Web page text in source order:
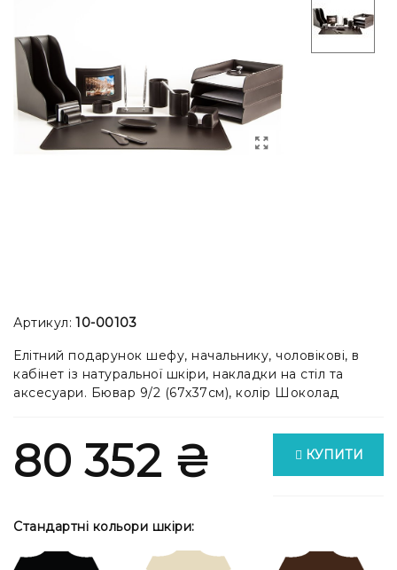
Артикул: 10-00103
Елітний подарунок шефу, начальнику, чоловікові, в
кабінет із натуральної шкіри, накладки на стіл та
аксесуари. Бювар 9/2 (67x37см), колір Шоколад
80 352 ₴ КУПИТИ
Стандартні кольори шкіри: